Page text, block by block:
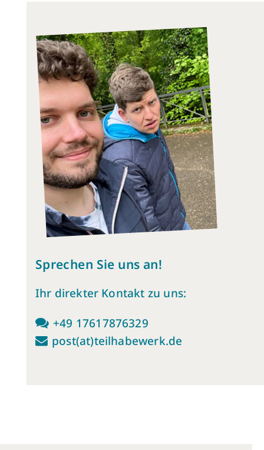
Sprechen Sie uns an!
Ihr direkter Kontakt zu uns:
+49 17617876329
post(at)teilhabewerk.de